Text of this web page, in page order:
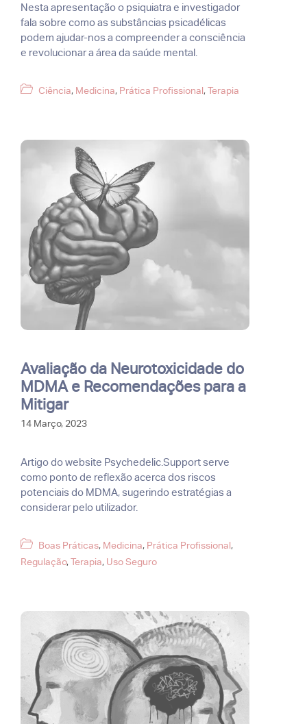
Nesta apresentação o psiquiatra e investigador
fala sobre como as substâncias psicadélicas
podem ajudar-nos a compreender a consciência
e revolucionar a área da saúde mental.
Categorias
Ciência, Medicina, Prática Profissional,Terapia
Avaliação da Neurotoxicidade do
MDMA e Recomendações para a
Mitigar
14 Março, 2023
Artigo do website Psychedelic.Support serve
como ponto de reflexão acerca dos riscos
potenciais do MDMA, sugerindo estratégias a
considerar pelo utilizador.
Categorias
Boas Práticas, Medicina, Prática Profissional,
Regulação,Terapia, Uso Seguro